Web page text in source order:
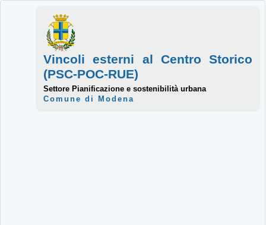
Vincoli esterni al Centro Storico
(PSC-POC-RUE)
Settore Pianificazione e sostenibilità urbana
Comune di Modena